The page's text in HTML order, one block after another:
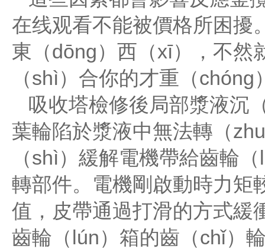
在线观看不能被價格所困擾
東（dōng）西（xī），不然
（shì）合你的才重（chóng
吸收塔檢修後局部漿液沉
葉輪陷於漿液中無法轉（
（shì）緩解電機帶給齒輪
轉部件。電機剛啟動時力矩
值，皮帶通過打滑的方式緩
齒輪（lún）箱的齒（chǐ）